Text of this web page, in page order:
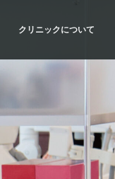
クリニックについて
SYNCの理念
ドクター紹介
アクセス・診療時間